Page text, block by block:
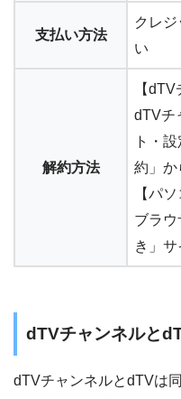
支払い方法
クレ
い
解約方法
【
dTVチ
ト・
約」か
【パソ
ブラ
き」
dTVチャンネルと
dTVチャンネルとdTVは